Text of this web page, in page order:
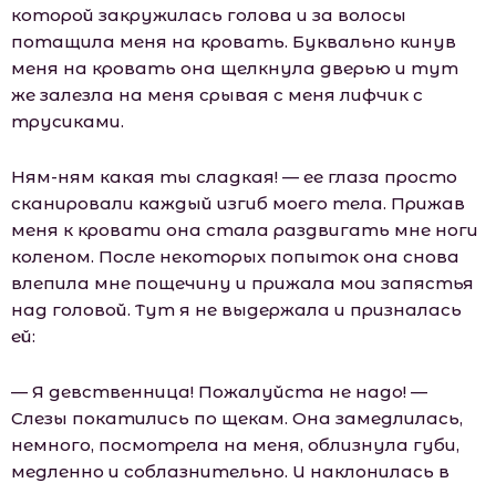
которой закружилась голова и за волосы
потащила меня на кровать. Буквально кинув
меня на кровать она щелкнула дверью и тут
же залезла на меня срывая с меня лифчик с
трусиками.
Ням-ням какая ты сладкая! — ее глаза просто
сканировали каждый изгиб моего тела. Прижав
меня к кровати она стала раздвигать мне ноги
коленом. После некоторых попыток она снова
влепила мне пощечину и прижала мои запястья
над головой. Тут я не выдержала и призналась
ей:
— Я девственница! Пожалуйста не надо! —
Слезы покатились по щекам. Она замедлилась,
немного, посмотрела на меня, облизнула губи,
медленно и соблазнительно. И наклонилась в